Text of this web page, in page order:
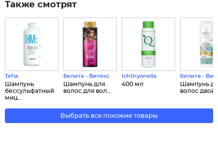
Также смотрят
Tefia
Шампунь
беcсульфатный
миц...
Белита - Витекс
Шампунь для
волос для вол...
Ichthyonella
400 мл
Белита -
Шампунь
волос
Выбрать все похожие товары